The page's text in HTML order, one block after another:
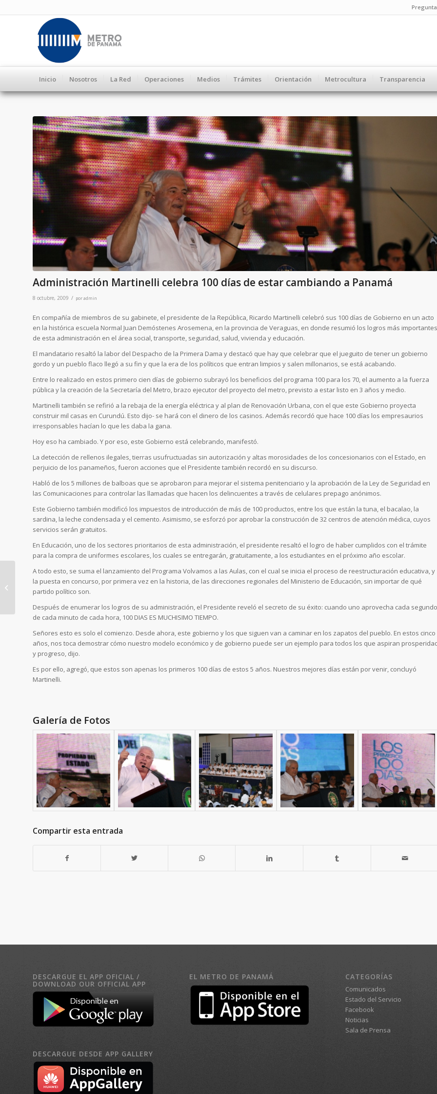
Inicio Nosotros La Red Operaciones Medios Trámites Orientación Metrocultura Transparencia
Administración Martinelli celebra 100 días de estar cambiando a Panamá
8 octubre, 2009 / poradmin
En compañía de miembros de su gabinete, el presidente de la República, Ricardo Martinelli celebró sus 100 días de Gobierno en un acto
en la histórica escuela Normal Juan Demóstenes Arosemena, en la provincia de Veraguas, en donde resumió los logros más importantes
de esta administración en el área social, transporte, seguridad, salud, vivienda y educación.
El mandatario resaltó la labor del Despacho de la Primera Dama y destacó que hay que celebrar que el jueguito de tener un gobierno
gordo y un pueblo flaco llegó a su fin y que la era de los políticos que entran limpios y salen millonarios, se está acabando.
Entre lo realizado en estos primero cien días de gobierno subrayó los beneficios del programa 100 para los 70, el aumento a la fuerza
pública y la creación de la Secretaría del Metro, brazo ejecutor del proyecto del metro, previsto a estar listo en 3 años y medio.
Martinelli también se refirió a la rebaja de la energía eléctrica y al plan de Renovación Urbana, con el que este Gobierno proyecta
construir mil casas en Curundú. Esto dijo- se hará con el dinero de los casinos. Además recordó que hace 100 días los empresaurios
irresponsables hacían lo que les daba la gana.
Hoy eso ha cambiado. Y por eso, este Gobierno está celebrando, manifestó.
La detección de rellenos ilegales, tierras usufructuadas sin autorización y altas morosidades de los concesionarios con el Estado, en
perjuicio de los panameños, fueron acciones que el Presidente también recordó en su discurso.
Habló de los 5 millones de balboas que se aprobaron para mejorar el sistema penitenciario y la aprobación de la Ley de Seguridad en
las Comunicaciones para controlar las llamadas que hacen los delincuentes a través de celulares prepago anónimos.
Este Gobierno también modificó los impuestos de introducción de más de 100 productos, entre los que están la tuna, el bacalao, la
sardina, la leche condensada y el cemento. Asimismo, se esforzó por aprobar la construcción de 32 centros de atención médica, cuyos
servicios serán gratuitos.
En Educación, uno de los sectores prioritarios de esta administración, el presidente resaltó el logro de haber cumplidos con el trámite
para la compra de uniformes escolares, los cuales se entregarán, gratuitamente, a los estudiantes en el próximo año escolar.
A todo esto, se suma el lanzamiento del Programa Volvamos a las Aulas, con el cual se inicia el proceso de reestructuración educativa, y
la puesta en concurso, por primera vez en la historia, de las direcciones regionales del Ministerio de Educación, sin importar de qué
partido político son.
Después de enumerar los logros de su administración, el Presidente reveló el secreto de su éxito: cuando uno aprovecha cada segundo
de cada minuto de cada hora, 100 DIAS ES MUCHISIMO TIEMPO.
Señores esto es solo el comienzo. Desde ahora, este gobierno y los que siguen van a caminar en los zapatos del pueblo. En estos cinco
años, nos toca demostrar cómo nuestro modelo económico y de gobierno puede ser un ejemplo para todos los que aspiran
y progreso, dijo.
Es por ello, agregó, que estos son apenas los primeros 100 días de estos 5 años. Nuestros mejores días están por venir, concluyó
Martinelli.
Galería de Fotos
Compartir esta entrada
DESCARGUE EL APP OFICIAL /
DOWNLOAD OUR OFFICIAL APP
DESCARGUE DESDE APP GALLERY
EL METRO DE PANAMÁ CATEGORÍAS
Comunicados
Estado del Servicio
Facebook
Noticias
Sala de Prensa
Discurso del
Presidente Ricardo
Martinelli